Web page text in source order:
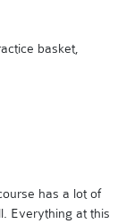
basket,
has a lot of
Everything at this